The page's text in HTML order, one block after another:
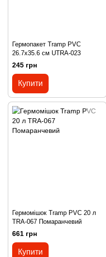
Гермопакет Tramp PVC
26.7x35.6 см UTRA-023
245 грн
Купити
Гермомішок Tramp PVC 20 л
TRA-067 Помаранчевий
661 грн
Купити